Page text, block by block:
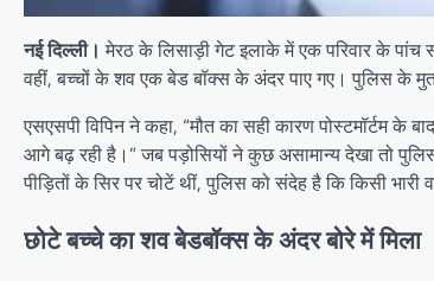
नई दिल्ली। मेरठ के लिसाड़ी गेट इलाके में एक परिवार के
वहीं, बच्चों के शव एक बेड बॉक्स के अंदर पाए गए। पुलिस के
एसएसपी विपिन ने कहा, “मौत का सही कारण पोस्टमॉर्टम के
आगे बढ़ रही है।” जब पड़ोसियों ने कुछ असामान्य देखा तो
पीड़ितों के सिर पर चोटें थीं, पुलिस को संदेह है कि किसी
छोटे बच्चे का शव बेडबॉक्स के अंदर बोरे में मिला